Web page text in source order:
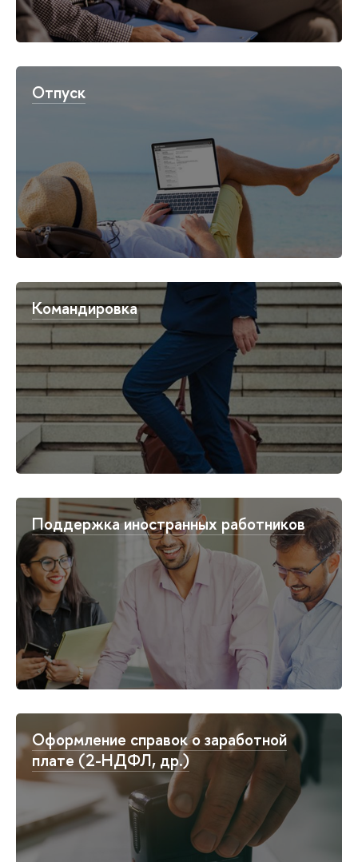
Отпуск
Командировка
Поддержка иностранных работников
Оформление справок о заработной
плате (2-НДФЛ, др.)